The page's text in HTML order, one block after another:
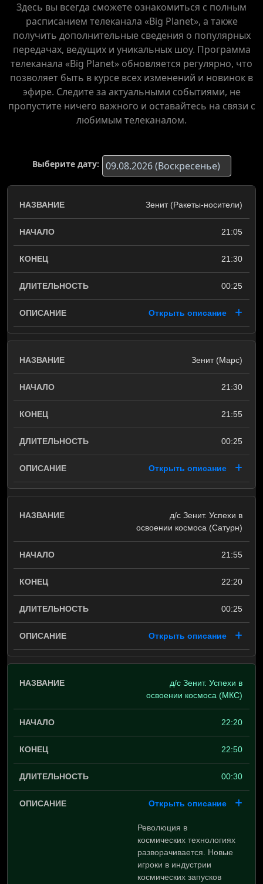
Здесь вы всегда сможете ознакомиться с полным
расписанием телеканала «Big Planet», а также
получить дополнительные сведения о популярных
передачах, ведущих и уникальных шоу. Программа
телеканала «Big Planet» обновляется регулярно, что
позволяет быть в курсе всех изменений и новинок в
эфире. Следите за актуальными событиями, не
пропустите ничего важного и оставайтесь на связи с
любимым телеканалом.
Выберите дату:
Зенит (Ракеты-носители)
21:05
21:30
00:25
Открыть описание
Зенит (Марс)
21:30
21:55
00:25
Открыть описание
д/с Зенит. Успехи в
освоении космоса (Сатурн)
21:55
22:20
00:25
Открыть описание
д/с Зенит. Успехи в
освоении космоса (МКС)
22:20
22:50
00:30
Открыть описание
Революция в
космических технологиях
разворачивается. Новые
игроки в индустрии
космических запусков